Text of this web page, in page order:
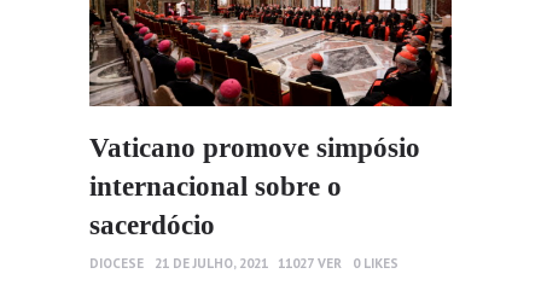
Vaticano promove simpósio
internacional sobre o
sacerdócio
DIOCESE 21 DE JULHO, 2021 11027 VER 0 LIKES